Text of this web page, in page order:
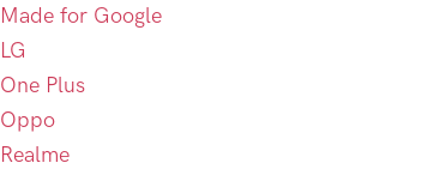
Made for Google
LG
One Plus
Oppo
Realme